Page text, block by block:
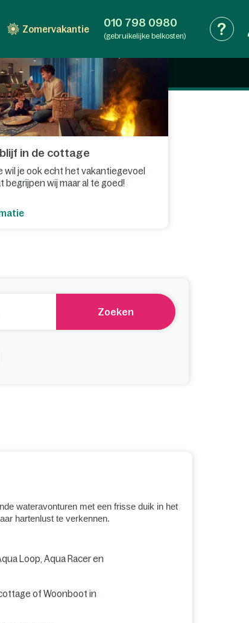
Zomervakantie 010 798 0980
(gebruikelijke belkosten)
te bezoeken tijdens de vakantie.
tot rust kan komen, maar daar eindigt
Noord-Brabant de perfecte plek om naartoe
het Oertijdmuseum in Boxtel of
... Lees meer
in de cottage
wil je ook echt het vakantiegevoel
begrijpen wij maar al te goed!
Zoeken
wateravonturen met een frisse duik in het
hartenlust te verkennen.
Loop, Aqua Racer en
of Woonboot in